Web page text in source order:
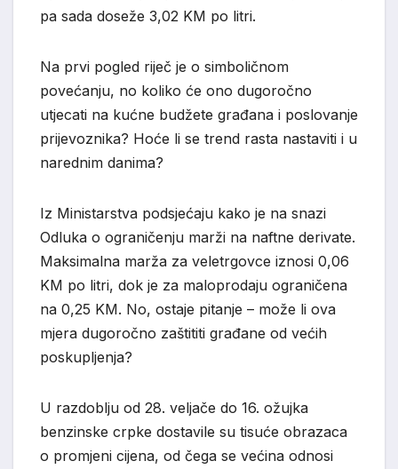
pa sada doseže 3,02 KM po litri.
Na prvi pogled riječ je o simboličnom
povećanju, no koliko će ono dugoročno
utjecati na kućne budžete građana i poslovanje
prijevoznika? Hoće li se trend rasta nastaviti i u
narednim danima?
Iz Ministarstva podsjećaju kako je na snazi
Odluka o ograničenju marži na naftne derivate.
Maksimalna marža za veletrgovce iznosi 0,06
KM po litri, dok je za maloprodaju ograničena
na 0,25 KM. No, ostaje pitanje – može li ova
mjera dugoročno zaštititi građane od većih
poskupljenja?
U razdoblju od 28. veljače do 16. ožujka
benzinske crpke dostavile su tisuće obrazaca
o promjeni cijena, od čega se većina odnosi